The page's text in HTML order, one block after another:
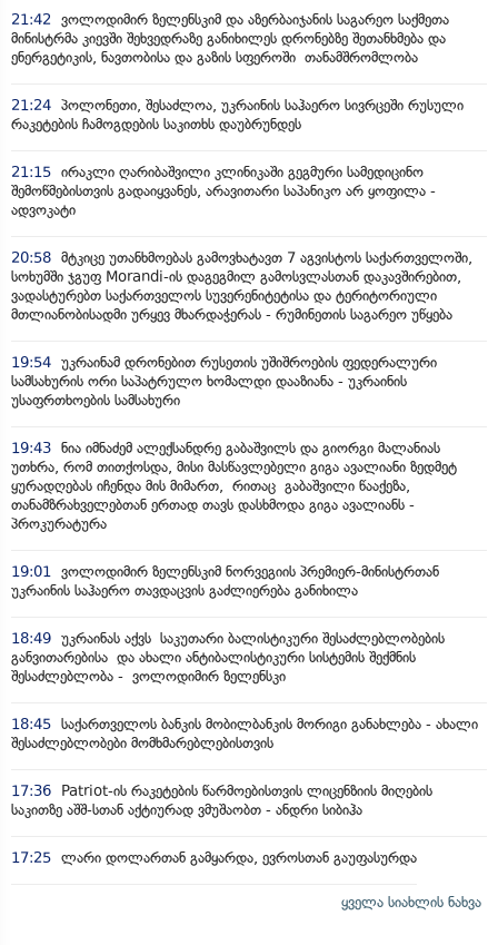
21:42 ვოლოდიმირ ზელენსკიმ და აზერბაიჯანის საგარეო საქმეთა
მინისტრმა კიევში შეხვედრაზე განიხილეს დრონებზე შეთანხმება და
ენერგეტიკის, ნავთობისა და გაზის სფეროში თანამშრომლობა
21:24 პოლონეთი, შესაძლოა, უკრაინის საჰაერო სივრცეში რუსული
რაკეტების ჩამოგდების საკითხს დაუბრუნდეს
21:15 ირაკლი ღარიბაშვილი კლინიკაში გეგმური სამედიცინო
შემოწმებისთვის გადაიყვანეს, არავითარი საპანიკო არ ყოფილა -
ადვოკატი
20:58 მტკიცე უთანხმოებას გამოვხატავთ 7 აგვისტოს საქართველოში,
სოხუმში ჯგუფ Morandi-ის დაგეგმილ გამოსვლასთან დაკავშირებით,
ვადასტურებთ საქართველოს სუვერენიტეტისა და ტერიტორიული
მთლიანობისადმი ურყევ მხარდაჭერას - რუმინეთის საგარეო უწყება
19:54 უკრაინამ დრონებით რუსეთის უშიშროების ფედერალური
სამსახურის ორი საპატრულო ხომალდი დააზიანა - უკრაინის
უსაფრთხოების სამსახური
19:43 ნია იმნაძემ ალექსანდრე გაბაშვილს და გიორგი მალანიას
უთხრა, რომ თითქოსდა, მისი მასწავლებელი გიგა ავალიანი ზედმეტ
ყურადღებას იჩენდა მის მიმართ, რითაც გაბაშვილი წააქეზა,
თანამზრახველებთან ერთად თავს დასხმოდა გიგა ავალიანს -
პროკურატურა
19:01 ვოლოდიმირ ზელენსკიმ ნორვეგიის პრემიერ-მინისტრთან
უკრაინის საჰაერო თავდაცვის გაძლიერება განიხილა
18:49 უკრაინას აქვს საკუთარი ბალისტიკური შესაძლებლობების
განვითარებისა და ახალი ანტიბალისტიკური სისტემის შექმნის
შესაძლებლობა - ვოლოდიმირ ზელენსკი
18:45 საქართველოს ბანკის მობილბანკის მორიგი განახლება - ახალი
შესაძლებლობები მომხმარებლებისთვის
17:36
Patriot-ის რაკეტების წარმოებისთვის ლიცენზიის მიღების
საკითზე აშშ-სთან აქტიურად ვმუშაობთ - ანდრი სიბიჰა
17:25 ლარი დოლართან გამყარდა, ევროსთან გაუფასურდა
ყველა სიახლის ნახვა